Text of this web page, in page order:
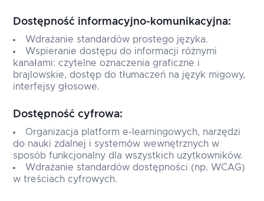
Dostępność informacyjno-komunikacyjna:
Wdrażanie standardów prostego języka.
Wspieranie dostępu do informacji różnymi
kanałami: czytelne oznaczenia graficzne i
brajlowskie, dostęp do tłumaczeń na język migowy,
interfejsy głosowe.
Dostępność cyfrowa:
Organizacja platform e-learningowych, narzędzi
do nauki zdalnej i systemów wewnętrznych w
sposób funkcjonalny dla wszystkich użytkowników.
Wdrażanie standardów dostępności (np. WCAG)
w treściach cyfrowych.